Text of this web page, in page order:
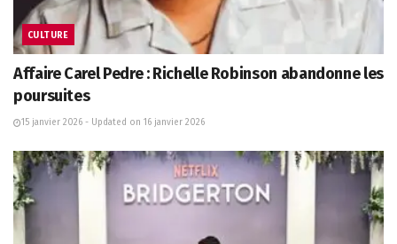
CULTURE
Affaire Carel Pedre : Richelle Robinson abandonne les
poursuites
15 janvier 2026 - Updated on 16 janvier 2026